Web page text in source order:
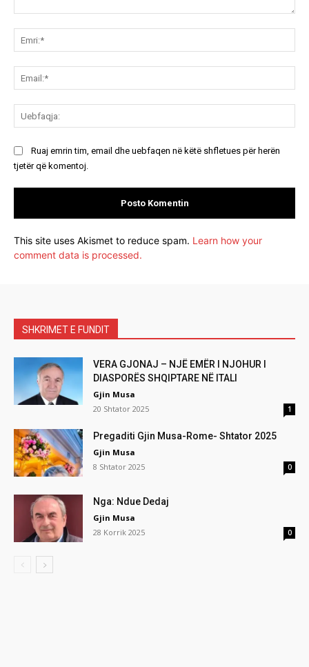
Ruaj emrin tim, email dhe uebfaqen në këtë shfletues për herën
tjetër që komentoj.
This site uses Akismet to reduce spam. Learn how your
comment data is processed.
SHKRIMET E FUNDIT
VERA GJONAJ – NJË EMËR I NJOHUR I
DIASPORËS SHQIPTARE NË ITALI
Gjin Musa
20 Shtator 2025
1
Pregaditi Gjin Musa-Rome- Shtator 2025
Gjin Musa
8 Shtator 2025
0
Nga: Ndue Dedaj
Gjin Musa
28 Korrik 2025
0